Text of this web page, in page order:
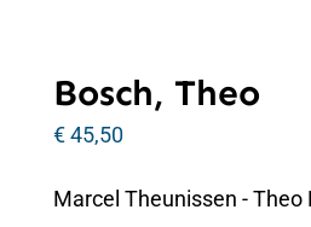
Bosch, Theo
€45,50
Marcel Theunissen -